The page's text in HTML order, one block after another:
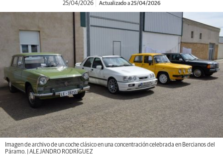
25/04/2026 Actualizado a 25/04/2026
Imagen de archivo de un coche clásico en una concentración celebrada en Bercianos del
Páramo. | ALEJANDRO RODRÍGUEZ